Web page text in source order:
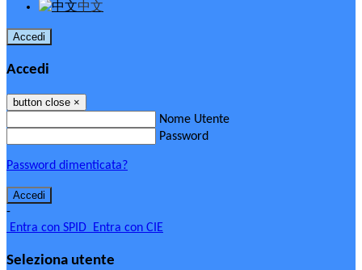
中文
Accedi
Accedi
button close ×
Nome Utente
Password
Password dimenticata?
-
Entra con SPID Entra con CIE
Seleziona utente